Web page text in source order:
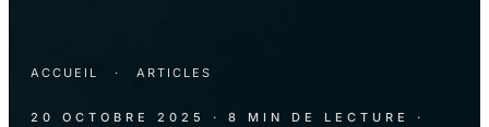
ACCUEIL · ARTICLES
20 OCTOBRE 2025 · 8 MIN DE LECTURE
·